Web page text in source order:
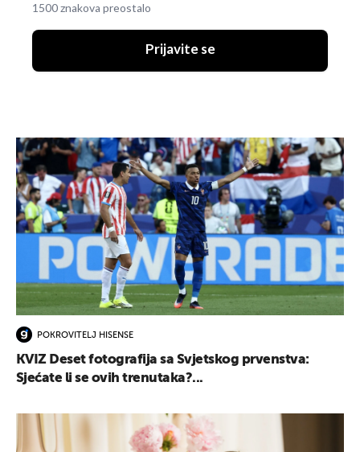
1500 znakova preostalo
Prijavite se
POKROVITELJ HISENSE
KVIZ Deset fotografija sa Svjetskog prvenstva:
Sjećate li se ovih trenutaka?...